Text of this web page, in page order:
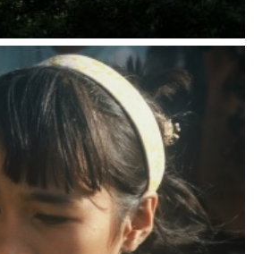
in NRW
Dokumentationen